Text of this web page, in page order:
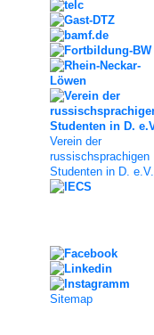
Verein der
russischsprachigen
Studenten in D. e.V.
Sitemap